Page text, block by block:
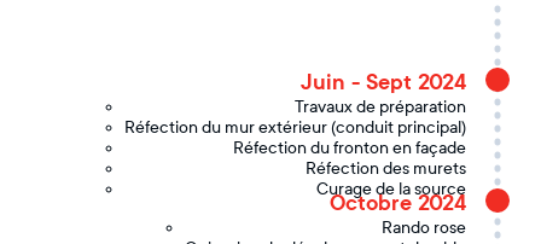
Juin - Sept 2024
Travaux de préparation
Réfection du mur extérieur (conduit principal)
Réfection du fronton en façade
Réfection des murets
Curage de la source
Octobre 2024
Rando rose